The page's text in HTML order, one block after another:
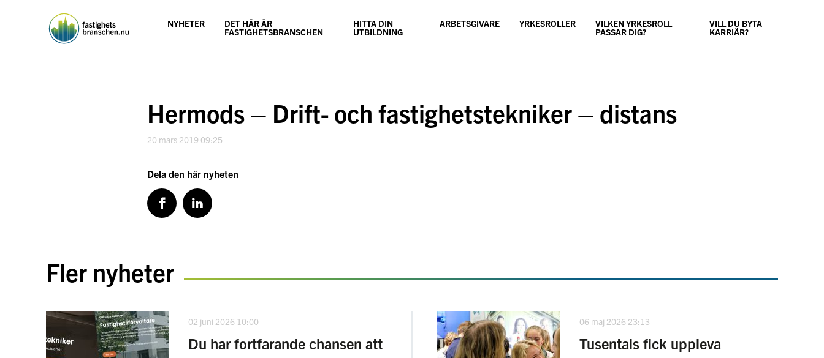
NYHETER DET HÄR ÄR
FASTIGHETSBRANSCHEN
HITTA DIN
UTBILDNING
ARBETSGIVARE YRKESROLLER VILKEN YRKESROLL
PASSAR DIG?
VILL DU BYTA
KARRIÄR?
Hermods – Drift- och fastighetstekniker – distans
20 mars 2019 09:25
Dela den här nyheten
Fler nyheter
02 juni 2026 10:00
Du har fortfarande chansen att
06 maj 2026 23:13
Tusentals fick uppleva